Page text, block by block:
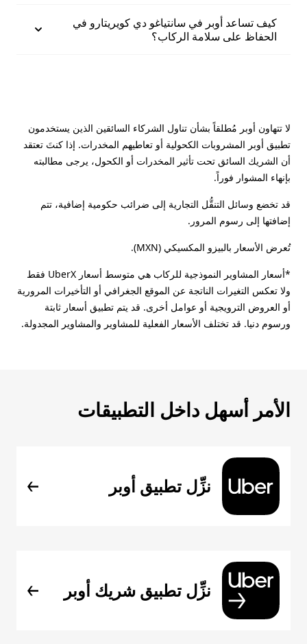
كيف تساعد أوبر في سانتياغو دي كويريتارو في
الحفاظ على سلامة الركاب؟
لا تتهاون أوبر مُطلقاً بشأن تناول الشركاء السائقين الذين يستخدمون
تطبيق أوبر المشروبات الكحولية أو تعاطيهم المخدرات. إذا كنتَ تعتقد
أن الشريك السائق تحت تأثير المخدرات أو الكحول، يرجى مطالبته
بإنهاء المشوار فوراً.
قد تخضع وسائل التنقُّل التجارية إلى ضرائب حكومية إضافية، تتم
إضافتها إلى رسوم المرور.
تُعرض الأسعار بالبيزو المكسيكي (MXN).
*أسعار المشاوير النموذجية للركاب هي متوسط أسعار UberX فقط
ولا تعكس التغيرات الناتجة عن الموقع الجغرافي أو التأخيرات المرورية
أو العروض الترويجية أو عوامل أخرى. قد يتم تطبيق أسعار ثابتة
ورسوم دنيا. قد تختلف الأسعار الفعلية للمشاوير والمشاوير المجدولة.
الأمر أسهل داخل التطبيقات
نزِّل تطبيق أوبر
نزِّل تطبيق شريك أوبر